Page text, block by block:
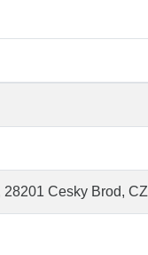
Cesky Brod, CZ